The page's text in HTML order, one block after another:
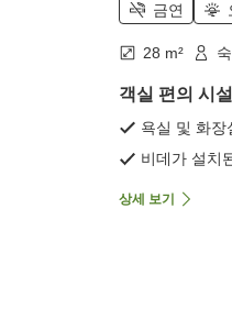
금연
28 m²
객실 편의 시
욕실 및 화장
비데가 설치
상세 보기